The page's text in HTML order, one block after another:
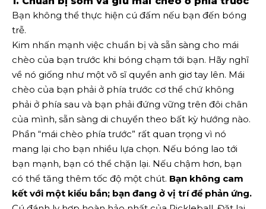
Bạn không thể thực hiện cú đấm nếu bạn đến bóng
trễ.
Kim nhấn mạnh việc chuẩn bị và sẵn sàng cho mái
chèo của bạn trước khi bóng chạm tới bạn. Hãy nghĩ
về nó giống như một võ sĩ quyền anh giơ tay lên. Mái
chèo của bạn phải ở phía trước cơ thể chứ không
phải ở phía sau và bạn phải đứng vững trên đôi chân
của mình, sẵn sàng di chuyển theo bất kỳ hướng nào.
Phần “mái chèo phía trước” rất quan trọng vì nó
mang lại cho bạn nhiều lựa chọn. Nếu bóng lao tới
bạn mạnh, bạn có thể chặn lại. Nếu chậm hơn, bạn
có thể tăng thêm tốc độ một chút. Bạn không cam
kết với một kiểu bắn; bạn đang ở vị trí để phản ứng.